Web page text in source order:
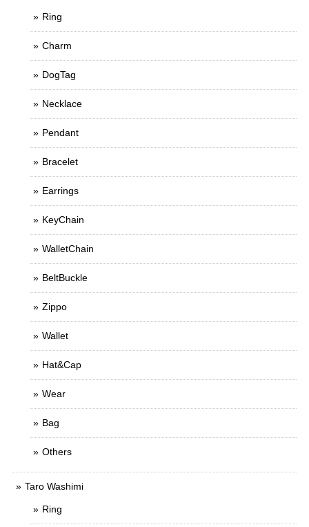
Ring
Charm
DogTag
Necklace
Pendant
Bracelet
Earrings
KeyChain
WalletChain
BeltBuckle
Zippo
Wallet
Hat&Cap
Wear
Bag
Others
Taro Washimi
Ring